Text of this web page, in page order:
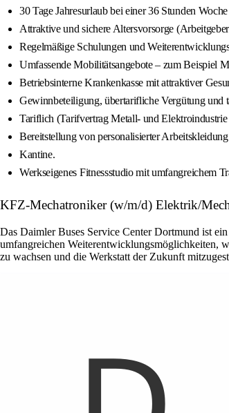
30 Tage Jahresurlaub bei einer 36 Stunden
Attraktive und sichere Altersvorsorge
Regelmäßige Schulungen und
Umfassende Mobilitätsangebote – zum Beispiel
Betriebsinterne Krankenkasse mit attraktiver
Gewinnbeteiligung, übertarifliche Vergütung und
Tariflich (Tarifvertrag Metall- und
Bereitstellung von personalisierter
Kantine.
Werkseigenes Fitnessstudio mit umfangreichem
KFZ-Mechatroniker (w/m/d) Elektrik/
Das Daimler Buses Service Center Dortmund ist
umfangreichen Weiterentwicklungsmöglichkeiten,
zu wachsen und die Werkstatt der Zukunft